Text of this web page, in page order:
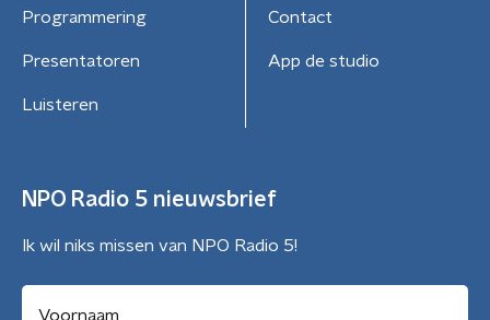
Programmering
Presentatoren
Luisteren
Contact
App de studio
NPO Radio 5 nieuwsbrief
Ik wil niks missen van NPO Radio 5!